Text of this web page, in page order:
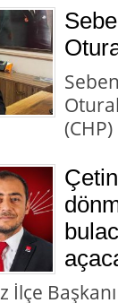
İlçe